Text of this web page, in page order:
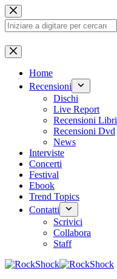
Salta
al
contenuto
Nessun
risultato
Home
Recensioni
Dischi
Live Report
Recensioni Libri
Recensioni Dvd
News
Interviste
Concerti
Festival
Ebook
Trend Topics
Contatti
Scrivici
Collabora
Staff